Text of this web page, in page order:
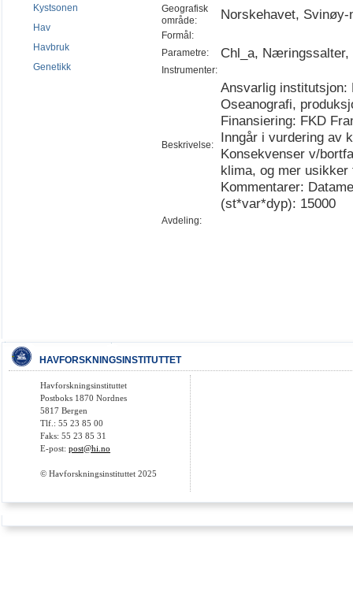
Kystsonen
Hav
Havbruk
Genetikk
Geografisk
område:
Norskehavet,
Formål:
Parametre:
Chl_a, Næringssalter,
Instrumenter:
Beskrivelse:
Ansvarlig institutsjon:
Oseanografi,
Finansiering: FKD
Inngår i vurdering av
Konsekvenser v/
klima, og mer
Kommentarer:
(st*var*dyp): 15000
Avdeling:
HAVFORSKNINGSINSTITUTTET
Havforskningsinstituttet
Postboks 1870 Nordnes
5817 Bergen
Tlf.: 55 23 85 00
Faks: 55 23 85 31
E-post: post@hi.no
© Havforskningsinstituttet 2025